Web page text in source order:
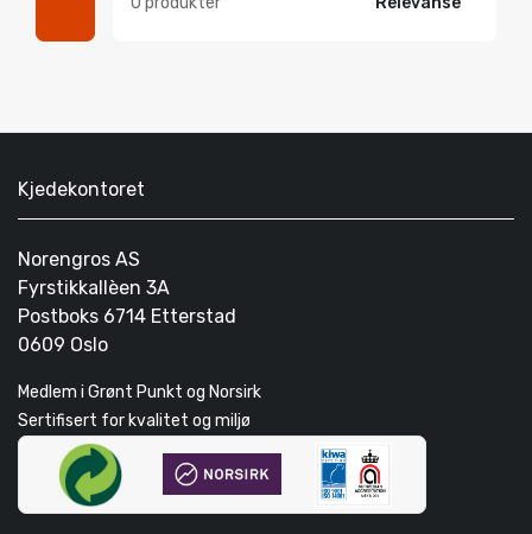
Kjedekontoret
Norengros AS
Fyrstikkallèen 3A
Postboks 6714 Etterstad
0609 Oslo
Medlem i Grønt Punkt og Norsirk
Sertifisert for kvalitet og miljø